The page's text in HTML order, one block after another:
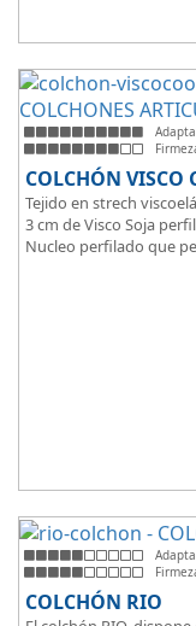
COLCHÓN VISCO
Tejido en strech
3 cm de Visco Soja
Nucleo perfilado que
COLCHÓN RIO